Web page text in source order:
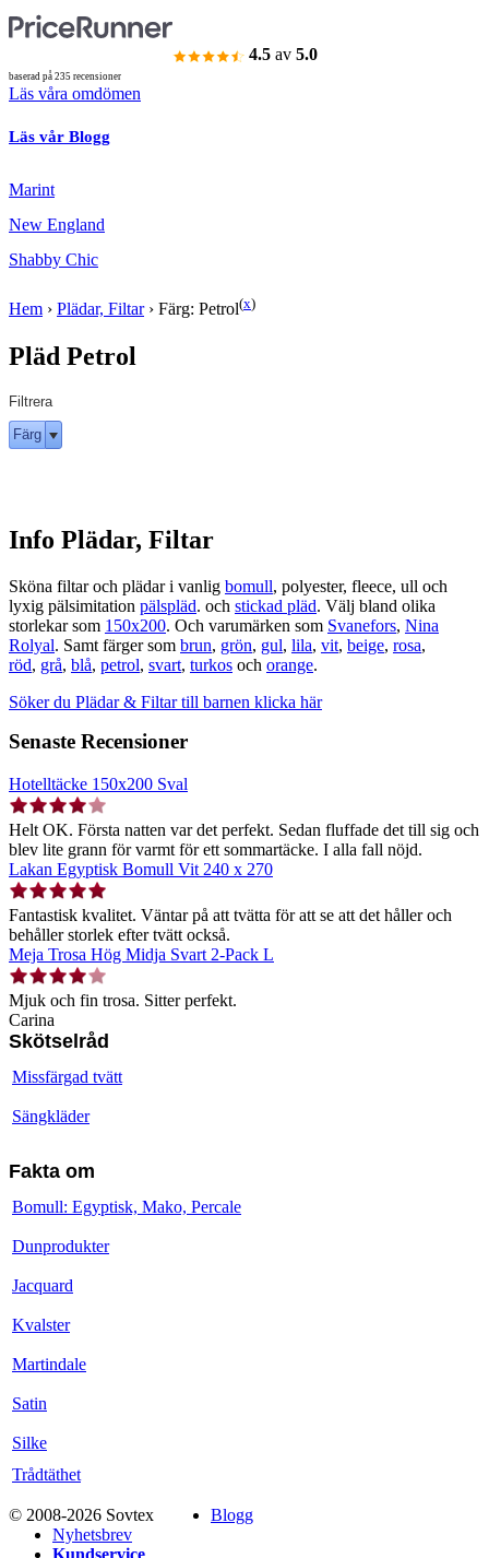
4.5 av 5.0
baserad på 235 recensioner
Läs våra omdömen
Läs vår Blogg
Marint
New England
Shabby Chic
Hem › Plädar, Filtar› Färg: Petrol(x)
Pläd Petrol
Filtrera
Färg
Info Plädar, Filtar
Sköna filtar och plädar i vanlig bomull, polyester, fleece, ull och
lyxig pälsimitation pälspläd. och stickad pläd. Välj bland olika
storlekar som 150x200. Och varumärken som Svanefors, Nina
Rolyal. Samt färger som brun, grön, gul, lila, vit, beige, rosa,
röd, grå, blå, petrol, svart, turkos och orange.
Söker du Plädar & Filtar till barnen klicka här
Senaste Recensioner
Hotelltäcke 150x200 Sval
Helt OK. Första natten var det perfekt. Sedan fluffade det till sig och
blev lite grann för varmt för ett sommartäcke. I alla fall nöjd.
Lakan Egyptisk Bomull Vit 240 x 270
Fantastisk kvalitet. Väntar på att tvätta för att se att det håller och
behåller storlek efter tvätt också.
Meja Trosa Hög Midja Svart 2-Pack L
Mjuk och fin trosa. Sitter perfekt.
Carina
Skötselråd
Missfärgad tvätt
Sängkläder
Fakta om
Bomull: Egyptisk, Mako, Percale
Dunprodukter
Jacquard
Kvalster
Martindale
Satin
Silke
Trådtäthet
© 2008-2026 Sovtex
Blogg
Nyhetsbrev